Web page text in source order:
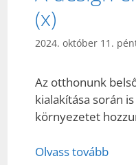
(x)
2024. október 11.
Az otthonunk
kialakítása során
környezetet
Olvass tovább